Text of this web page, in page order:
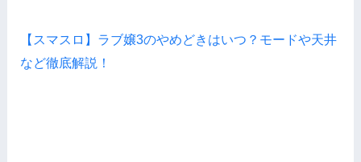
【スマスロ】ラブ嬢3のやめどきはいつ？モードや天井
など徹底解説！